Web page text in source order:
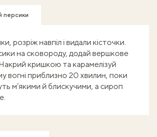
персики
розріж навпіл і видали кісточки.
на сковороду, додай вершкове
кришкою та карамелізуй
вогні приблизно 20 хвилин, поки
м’якими й блискучими, а сироп